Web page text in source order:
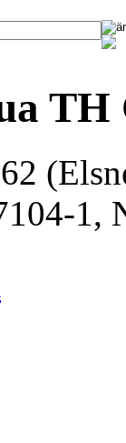
TH
1,